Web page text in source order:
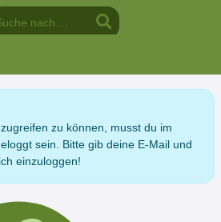
zu können, musst du im
sein. Bitte gib deine E-Mail und
einzuloggen!